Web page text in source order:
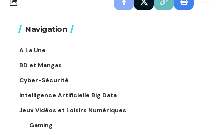
Navigation
A La Une
BD et Mangas
Cyber-Sécurité
Intelligence Artificielle Big Data
Jeux Vidéos et Loisirs Numériques
Gaming